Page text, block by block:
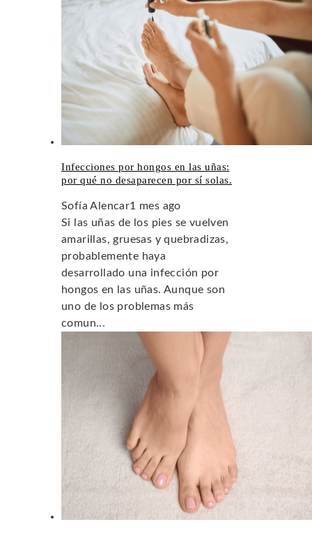
Infecciones por hongos en las uñas:
por qué no desaparecen por sí solas.
Sofía Alencar1 mes ago
Si las uñas de los pies se vuelven
amarillas, gruesas y quebradizas,
probablemente haya
desarrollado una infección por
hongos en las uñas. Aunque son
uno de los problemas más
comun...